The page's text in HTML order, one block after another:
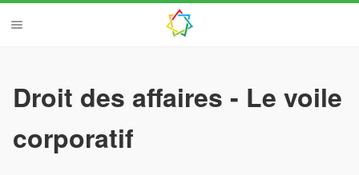
Droit des affaires - Le voile
corporatif